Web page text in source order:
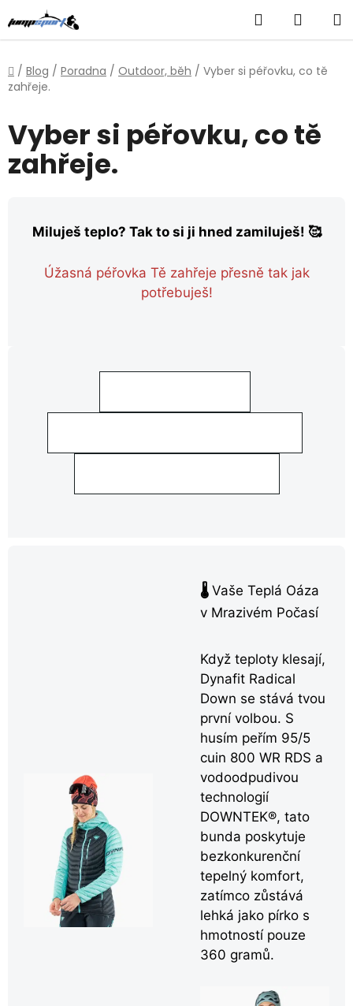
na
obsah
Hledat
KOŠÍK
Domů
/ Blog / Poradna / Outdoor, běh / Vyber si péřovku, co tě
zahřeje.
Vyber si péřovku, co tě
zahřeje.
Miluješ teplo? Tak to si ji hned zamiluješ! 🥰
Úžasná péřovka Tě zahřeje přesně tak jak
potřebuješ!
🌡️ Vaše Teplá Oáza
v Mrazivém Počasí
Když teploty klesají,
Dynafit Radical
Down se stává tvou
první volbou. S
husím peřím 95/5
cuin 800 WR RDS a
vodoodpudivou
technologií
DOWNTEK®, tato
bunda poskytuje
bezkonkurenční
tepelný komfort,
zatímco zůstává
lehká jako pírko s
hmotností pouze
360 gramů.